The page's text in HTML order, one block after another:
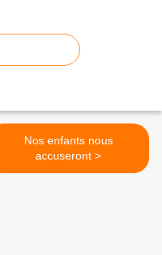
Nos enfants nous
accuseront >